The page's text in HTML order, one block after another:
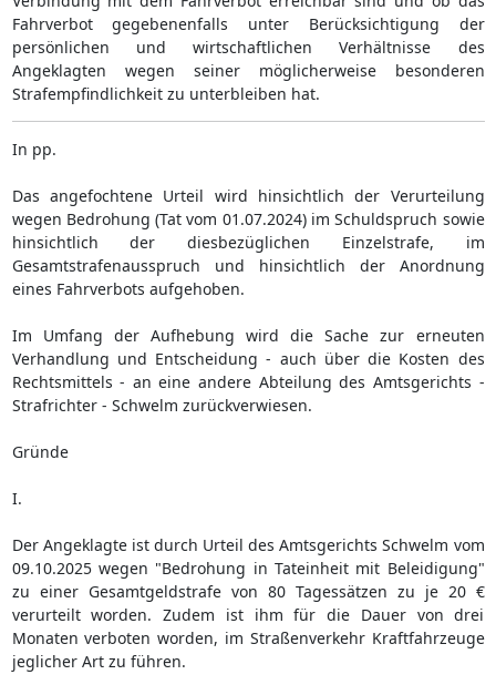
Fahrverbot gegebenenfalls unter Berücksichtigung der
persönlichen und wirtschaftlichen Verhältnisse des
Angeklagten wegen seiner möglicherweise besonderen
Strafempfindlichkeit zu unterbleiben hat.
In pp.
Das angefochtene Urteil wird hinsichtlich der Verurteilung
wegen Bedrohung (Tat vom 01.07.2024) im Schuldspruch sowie
hinsichtlich der diesbezüglichen Einzelstrafe, im
Gesamtstrafenausspruch und hinsichtlich der Anordnung
eines Fahrverbots aufgehoben.
Im Umfang der Aufhebung wird die Sache zur erneuten
Verhandlung und Entscheidung - auch über die Kosten des
Rechtsmittels - an eine andere Abteilung des Amtsgerichts -
Strafrichter - Schwelm zurückverwiesen.
Gründe
I.
Der Angeklagte ist durch Urteil des Amtsgerichts Schwelm vom
09.10.2025 wegen "Bedrohung in Tateinheit mit Beleidigung"
zu einer Gesamtgeldstrafe von 80 Tagessätzen zu je 20 €
verurteilt worden. Zudem ist ihm für die Dauer von drei
Monaten verboten worden, im Straßenverkehr Kraftfahrzeuge
jeglicher Art zu führen.